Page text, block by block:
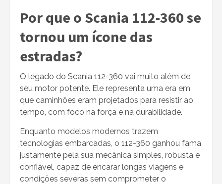
Por que o Scania 112-360 se
tornou um ícone das
estradas?
O legado do Scania 112-360 vai muito além de
seu motor potente. Ele representa uma era em
que caminhões eram projetados para resistir ao
tempo, com foco na força e na durabilidade.
Enquanto modelos modernos trazem
tecnologias embarcadas, o 112-360 ganhou fama
justamente pela sua mecânica simples, robusta e
confiável, capaz de encarar longas viagens e
condições severas sem comprometer o